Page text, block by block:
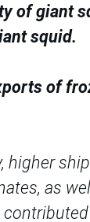
of giant
squid.
of
higher
as